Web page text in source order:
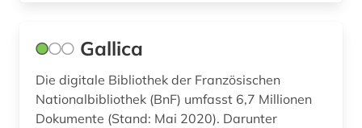
musikhandschrift (4)
Gallica
Die digitale Bibliothek der Französischen
Nationalbibliothek (BnF) umfasst 6,7 Millionen
Dokumente (Stand: Mai 2020). Darunter